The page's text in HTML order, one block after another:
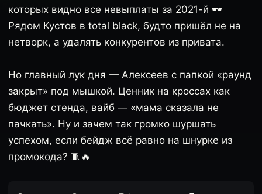
которых видно все невыплаты за 2021-й 🕶️
Рядом Кустов в total black, будто пришёл не на
нетворк, а удалять конкурентов из привата.
Но главный лук дня — Алексеев с папкой «раунд
закрыт» под мышкой. Ценник на кроссах как
бюджет стенда, вайб — «мама сказала не
пачкать». Ну и зачем так громко шуршать
успехом, если бейдж всё равно на шнурке из
промокода? 🧵🔥